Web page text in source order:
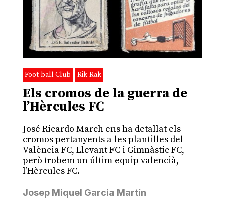
Foot-ball Club Rik-Rak
Els cromos de la guerra de
l’Hèrcules FC
José Ricardo March ens ha detallat els
cromos pertanyents a les plantilles del
València FC, Llevant FC i Gimnàstic FC,
però trobem un últim equip valencià,
l’Hèrcules FC.
Josep Miquel Garcia Martín